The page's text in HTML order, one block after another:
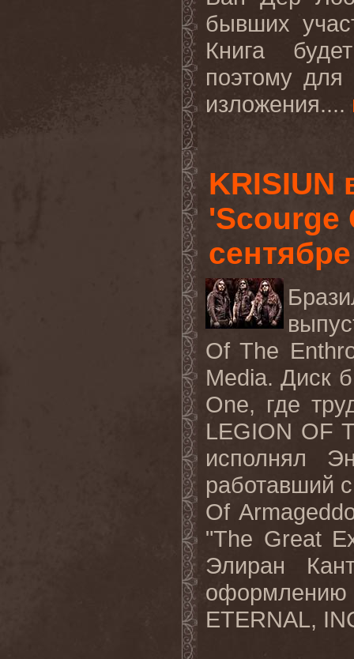
бывших
Книга
поэтому для
изложения....
KRISIUN
'Scourge
сентябре
Of The
Media.Диск
One, где
LEGION OF
исполнял
работавший
Of
"The Great
Элиран
ETERNAL,